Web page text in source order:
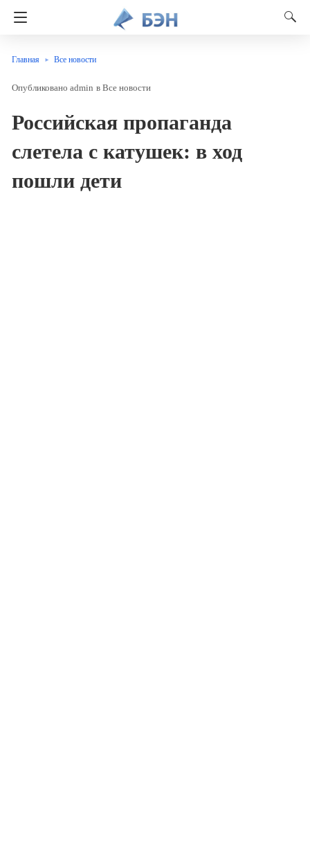
Главная Все новости
admin в Все новости
Российская пропаганда
слетела с катушек: в ход
пошли дети